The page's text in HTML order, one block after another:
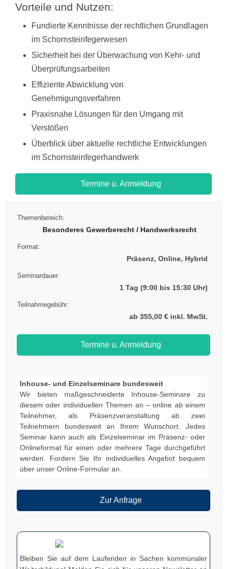
Vorteile und Nutzen:
Fundierte Kenntnisse der rechtlichen Grundlagen
im Schornsteinfegerwesen
Sicherheit bei der Überwachung von Kehr- und
Überprüfungsarbeiten
Effiziente Abwicklung von
Genehmigungsverfahren
Praxisnahe Lösungen für den Umgang mit
Verstößen
Überblick über aktuelle rechtliche Entwicklungen
im Schornsteinfegerhandwerk
Termine u. Anmeldung
Themenbereich:
Besonderes Gewerberecht / Handwerksrecht
Format:
Präsenz, Online, Hybrid
Seminardauer:
1 Tag (9:00 bis 15:30 Uhr)
Teilnahmegebühr:
ab 355,00 € inkl. MwSt.
Termine u. Anmeldung
Inhouse- und Einzelseminare bundesweit
Wir bieten maßgeschneiderte Inhouse-Seminare zu
diesem oder individuellen Themen an – online ab einem
Teilnehmer, als Präsenzveranstaltung ab zwei
Teilnehmern bundesweit an Ihrem Wunschort. Jedes
Seminar kann auch als Einzelseminar im Präsenz- oder
Onlineformat für einen oder mehrere Tage durchgeführt
werden. Fordern Sie Ihr individuelles Angebot bequem
über unser Online-Formular an.
Zur Anfrage
Bleiben Sie auf dem Laufenden in Sachen kommunaler